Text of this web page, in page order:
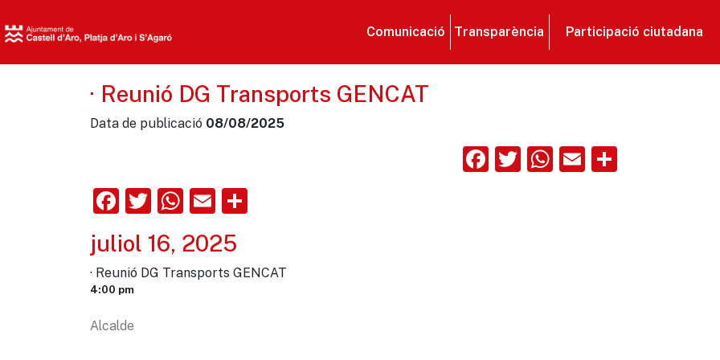
Comunicació Transparència Participació ciutadana
· Reunió DG Transports GENCAT
Data de publicació 08/08/2025
Facebook
Twitter
WhatsApp
Email
Facebook
Twitter
WhatsApp
Email
juliol 16, 2025
· Reunió DG Transports GENCAT
4:00 pm
Alcalde